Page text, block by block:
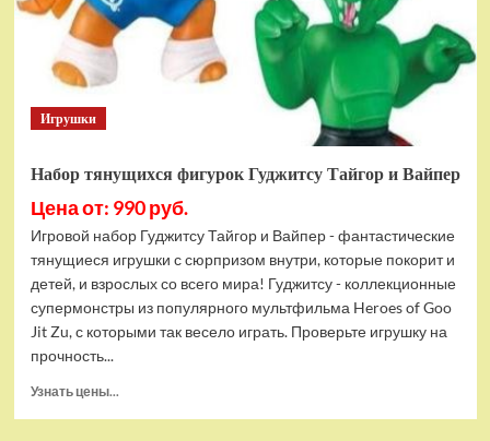
Bottom
Rehydrated
(XBOX
Игрушки
Набор тянущихся фигурок Гуджитсу Тайгор и Вайпер
Цена от: 990 руб.
Игровой набор Гуджитсу Тайгор и Вайпер - фантастические
тянущиеся игрушки с сюрпризом внутри, которые покорит и
детей, и взрослых со всего мира! Гуджитсу - коллекционные
супермонстры из популярного мультфильма Heroes of Goo
Jit Zu, с которыми так весело играть. Проверьте игрушку на
прочность...
Узнать цены...